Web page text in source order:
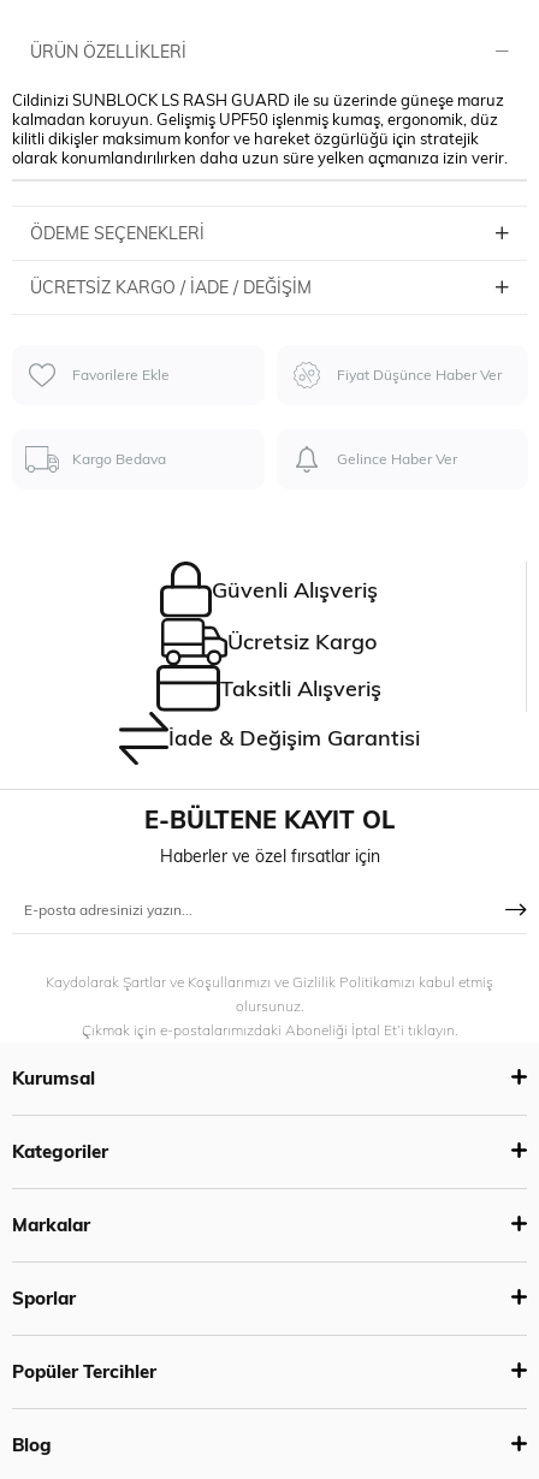
ÜRÜN ÖZELLIKLERI
Cildinizi SUNBLOCK LS RASH GUARD ile su üzerinde güneşe maruz
kalmadan koruyun. Gelişmiş UPF50 işlenmiş kumaş, ergonomik, düz
kilitli dikişler maksimum konfor ve hareket özgürlüğü için stratejik
olarak konumlandırılırken daha uzun süre yelken açmanıza izin verir.
ÖDEME SEÇENEKLERI
ÜCRETSIZ KARGO / İADE / DEĞIŞIM
Favorilere Ekle Fiyat Düşünce Haber Ver
Kargo Bedava Gelince Haber Ver
Güvenli Alışveriş
Ücretsiz Kargo
Taksitli Alışveriş
İade & Değişim Garantisi
E-BÜLTENE KAYIT OL
Haberler ve özel fırsatlar için
Kaydolarak Şartlar ve Koşullarımızı ve Gizlilik Politikamızı kabul etmiş
olursunuz.
Çıkmak için e-postalarımızdaki Aboneliği İptal Et’i tıklayın.
Kurumsal
Kategoriler
Markalar
Sporlar
Popüler Tercihler
Blog